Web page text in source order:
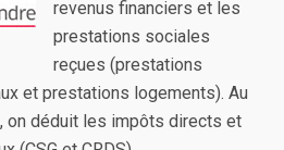
revenus financiers et les
prestations sociales
reçues (prestations
et prestations logements). Au
on déduit les impôts directs et